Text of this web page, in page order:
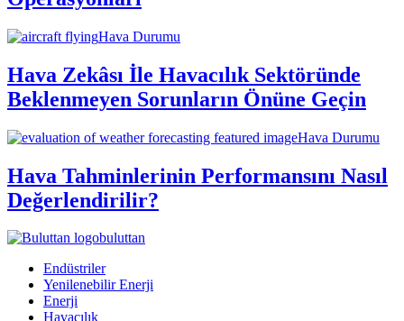
Hava Durumu
Hava Zekâsı İle Havacılık Sektöründe
Beklenmeyen Sorunların Önüne Geçin
Hava Durumu
Hava Tahminlerinin Performansını Nasıl
Değerlendirilir?
buluttan
Endüstriler
Yenilenebilir Enerji
Enerji
Havacılık